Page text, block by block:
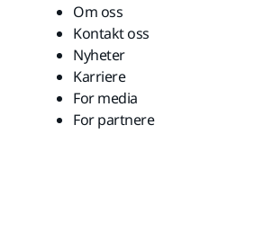
Om oss
Kontakt oss
Nyheter
Karriere
For media
For partnere